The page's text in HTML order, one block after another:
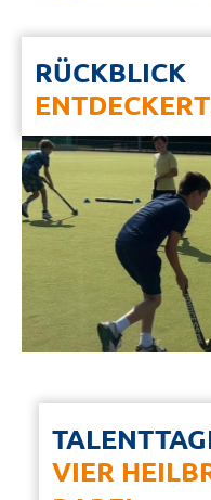
RÜCKBLICK
VIER